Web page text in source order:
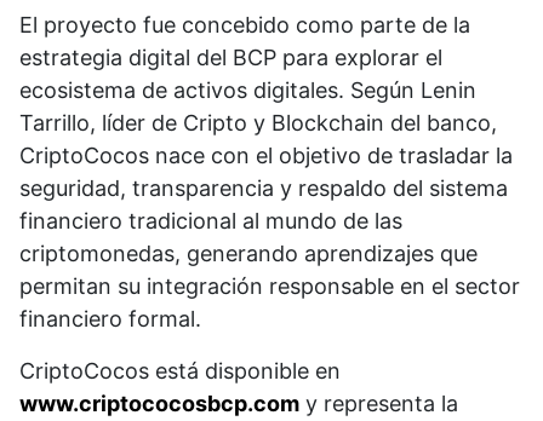
El proyecto fue concebido como parte de la
estrategia digital del BCP para explorar el
ecosistema de activos digitales. Según Lenin
Tarrillo, líder de Cripto y Blockchain del banco,
CriptoCocos nace con el objetivo de trasladar la
seguridad, transparencia y respaldo del sistema
financiero tradicional al mundo de las
criptomonedas, generando aprendizajes que
permitan su integración responsable en el sector
financiero formal.
CriptoCocos está disponible en
www.criptococosbcp.com y representa la